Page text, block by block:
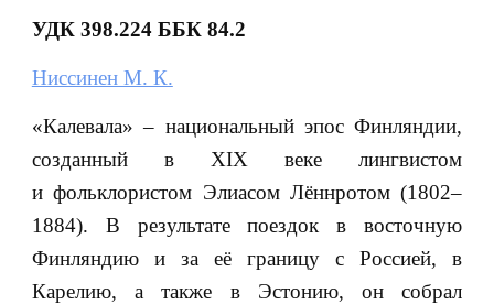
УДК 398.224 ББК 84.2
Ниссинен М. К.
«Калевала» – национальный эпос Финляндии,
созданный в XIX веке лингвистом
и фольклористом Элиасом Лённротом (1802‒
1884). В результате поездок в восточную
Финляндию и за её границу с Россией, в
Карелию, а также в Эстонию, он собрал